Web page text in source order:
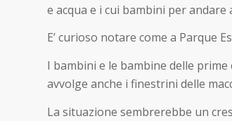
e acqua e i cui bambini per
E’ curioso notare come a Parque
I bambini e le bambine delle
avvolge anche i finestrini delle
La situazione sembrerebbe un